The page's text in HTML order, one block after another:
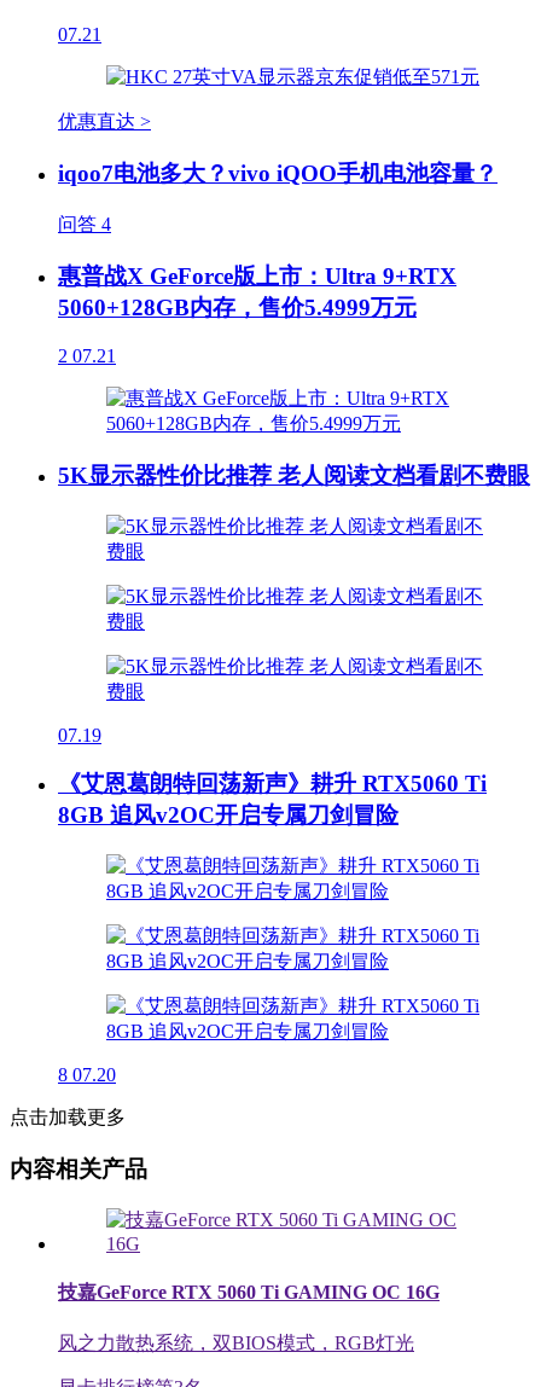
07.21
优惠直达 >
iqoo7电池多大？vivo iQOO手机电池容量？
问答 4
惠普战X GeForce版上市：Ultra 9+RTX
5060+128GB内存，售价5.4999万元
2 07.21
5K显示器性价比推荐 老人阅读文档看剧不费眼
07.19
《艾恩葛朗特回荡新声》耕升 RTX5060 Ti
8GB 追风v2OC开启专属刀剑冒险
8 07.20
点击加载更多
内容相关产品
技嘉GeForce RTX 5060 Ti GAMING OC 16G
风之力散热系统，双BIOS模式，RGB灯光